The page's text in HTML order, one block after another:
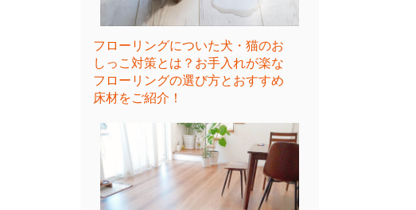
フローリングについた犬・猫のお
しっこ対策とは？お手入れが楽な
フローリングの選び方とおすすめ
床材をご紹介！